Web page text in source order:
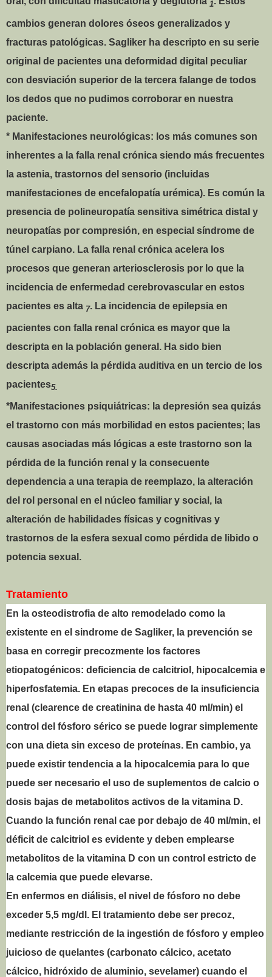
1
cambios generan dolores óseos generalizados y
fracturas patológicas. Sagliker ha descripto en su serie
original de pacientes una deformidad digital peculiar
con desviación superior de la tercera falange de todos
los dedos que no pudimos corroborar en nuestra
paciente.
* Manifestaciones neurológicas: los más comunes son
inherentes a la falla renal crónica siendo más frecuentes
la astenia, trastornos del sensorio (incluidas
manifestaciones de encefalopatía urémica). Es común la
presencia de polineuropatía sensitiva simétrica distal y
neuropatías por compresión, en especial síndrome de
túnel carpiano. La falla renal crónica acelera los
procesos que generan arteriosclerosis por lo que la
incidencia de enfermedad cerebrovascular en estos
pacientes es alta 7. La incidencia de epilepsia en
pacientes con falla renal crónica es mayor que la
descripta en la población general. Ha sido bien
descripta además la pérdida auditiva en un tercio de los
pacientes5.
*Manifestaciones psiquiátricas: la depresión sea quizás
el trastorno con más morbilidad en estos pacientes; las
causas asociadas más lógicas a este trastorno son la
pérdida de la función renal y la consecuente
dependencia a una terapia de reemplazo, la alteración
del rol personal en el núcleo familiar y social, la
alteración de habilidades físicas y cognitivas y
trastornos de la esfera sexual como pérdida de libido o
potencia sexual.
Tratamiento
En la osteodistrofia de alto remodelado como la
existente en el sindrome de Sagliker, la prevención se
basa en corregir precozmente los factores
etiopatogénicos: deficiencia de calcitriol, hipocalcemia e
hiperfosfatemia. En etapas precoces de la insuficiencia
renal (clearence de creatinina de hasta 40 ml/min) el
control del fósforo sérico se puede lograr simplemente
con una dieta sin exceso de proteínas. En cambio, ya
puede existir tendencia a la hipocalcemia para lo que
puede ser necesario el uso de suplementos de calcio o
dosis bajas de metabolitos activos de la vitamina D.
Cuando la función renal cae por debajo de 40 ml/min, el
déficit de calcitriol es evidente y deben emplearse
metabolitos de la vitamina D con un control estricto de
la calcemia que puede elevarse.
En enfermos en diálisis, el nivel de fósforo no debe
exceder 5,5 mg/dl. El tratamiento debe ser precoz,
mediante restricción de la ingestión de fósforo y empleo
juicioso de quelantes (carbonato cálcico, acetato
cálcico, hidróxido de aluminio, sevelamer) cuando el